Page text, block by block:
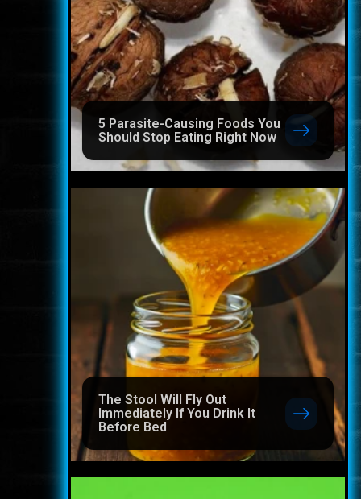
5 Parasite-Causing Foods You
Should Stop Eating Right Now
The Stool Will Fly Out
Immediately If You Drink It
Before Bed